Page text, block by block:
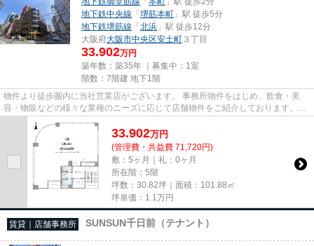
地下鉄中央線 「堺筋本町 」駅 徒歩5分
地下鉄堺筋線 「北浜 」駅 徒歩12分
大阪府大阪市中央区安土町 ３丁目
33.902万円
築年数：築35年 ｜募集中： 1室
階数：7階建 地下1階
物件より徒歩圏内に当社営業店がございます。 事務所物件をはじめ、飲食・美
容・物販などの様々な業種のニーズに応じて店舗物件をご紹介しております。
尚、弊社ではおとり広告は一切...
33.902万円
(管理費・共益費 71,720円)
敷：5ヶ月｜礼：0ヶ月
所在階：5階
坪数：30.82坪｜面積：101.88㎡
坪単価： 1.1 万円
賃貸｜店舗事務所 SUNSUN千日前（テナント）